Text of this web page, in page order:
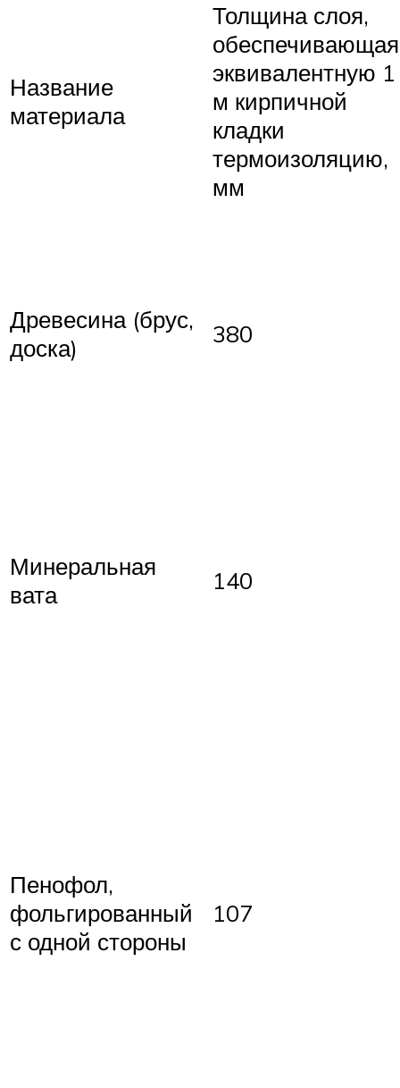
Название
материала
Толщина слоя,
обеспечивающая
эквивалентную 1
м кирпичной
кладки
термоизоляцию,
мм
Древесина (брус,
доска)
380
Минеральная
вата
140
Пенофол,
фольгированный
с одной стороны
107